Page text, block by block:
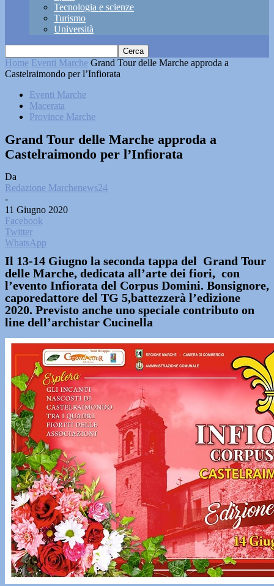
Tecnologia e scienze
Turismo
Università
Home Eventi Marche Grand Tour delle Marche approda a
Castelraimondo per l’Infiorata
Eventi Marche
Macerata
Province Marche
Grand Tour delle Marche approda a
Castelraimondo per l’Infiorata
Da
Redazione Marchenews24
-
11 Giugno 2020
Facebook
Twitter
WhatsApp
Il 13-14 Giugno la seconda tappa del Grand Tour
delle Marche, dedicata all’arte dei fiori, con
l’evento Infiorata del Corpus Domini. Bonsignore,
caporedattore del TG 5,battezzerà l’edizione
2020. Previsto anche uno speciale contributo on
line dell’archistar Cucinella